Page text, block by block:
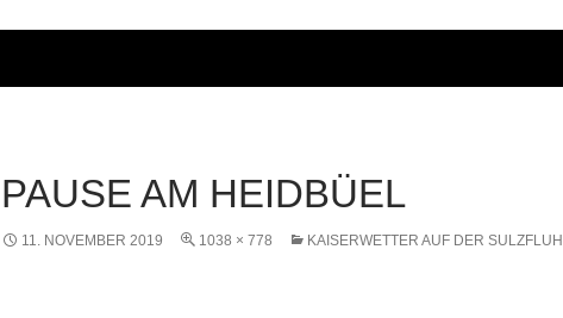
PAUSE AM HEIDBÜEL
11. NOVEMBER 2019 1038 × 778 KAISERWETTER AUF DER SULZFLUH